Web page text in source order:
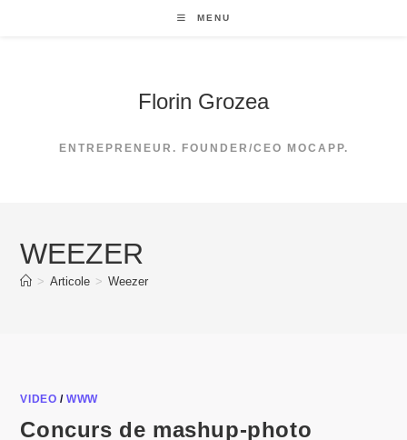
MENU
Florin Grozea
ENTREPRENEUR. FOUNDER/CEO MOCAPP.
WEEZER
> Articole > Weezer
VIDEO /WWW
Concurs de mashup-photo